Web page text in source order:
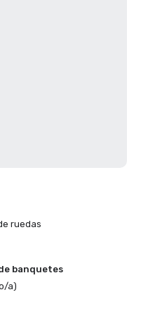
ruedas
banquetes
a)